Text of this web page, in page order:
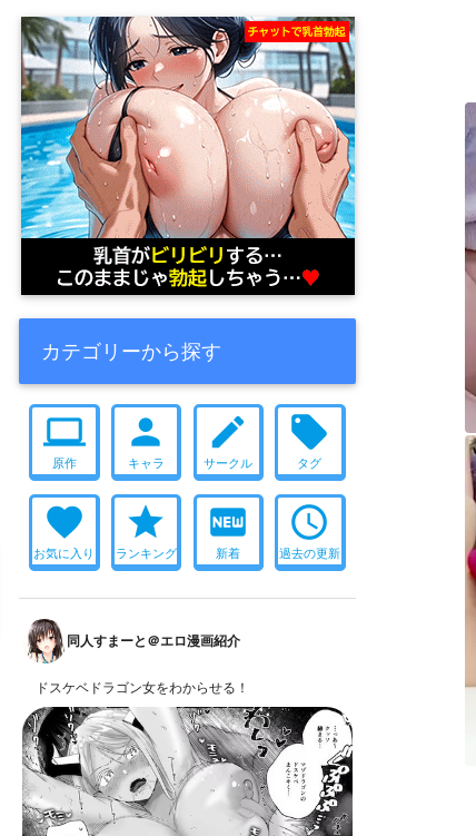
カテゴリーから探す
computer
原作
person
キャラ
create
サークル
local_offer
タグ
favorite
お気に入り
star
ランキング
fiber_new
新着
access_time
過去の更新
同人すまーと＠エロ漫画紹介
ドスケベドラゴン女をわからせる！